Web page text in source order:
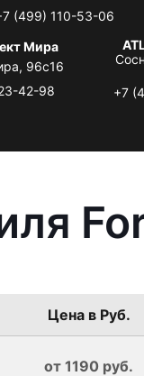
(499) 110-53-06
Мира
96с16
42-98
+7
Цена в Руб.
от 1190 руб.